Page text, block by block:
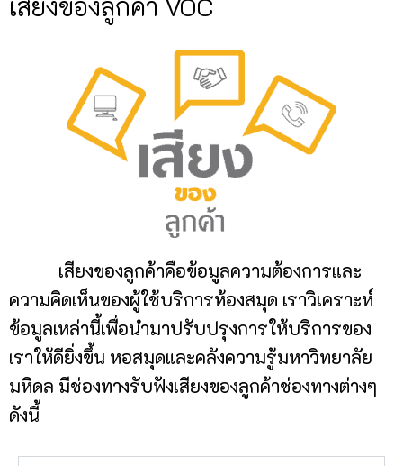
เสียงของลูกค้าคือข้อมูลความต้องการและ
ความคิดเห็นของผู้ใช้บริการห้องสมุด เราวิเคราะห์
ข้อมูลเหล่านี้เพื่อนำมาปรับปรุงการให้บริการของ
เราให้ดียิ่งขึ้น หอสมุดและคลังความรู้มหาวิทยาลัย
มหิดล มีช่องทางรับฟังเสียงของลูกค้าช่องทางต่างๆ
ดังนี้